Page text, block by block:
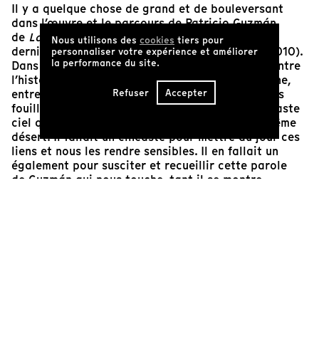
Il y a quelque chose de grand et de bouleversant
dans l’œuvre et le parcours de Patricio Guzmán,
de La Bataille du Chili(1975-1979) jusqu’à ses
derniers films depuisNostalgie de la lumière
(2010).
Dans sa capacité à révéler des liens existants entre
l’histoire récente du Chili et son histoire ancienne,
entre le sol du désert d'Atacama que des femmes
fouillent obstinément en quête de traces et le vaste
ciel que des astronomes observent depuis ce même
désert. Il fallait un cinéaste pour mettre au jour ces
liens et nous les rendre sensibles. Il en fallait un
également pour susciter et recueillir cette parole
de Guzmán qui nous touche, tant il se montre
Nous utilisons des cookies tiers pour
personnaliser votre expérience et améliorer
la performance du site.
Refuser Accepter